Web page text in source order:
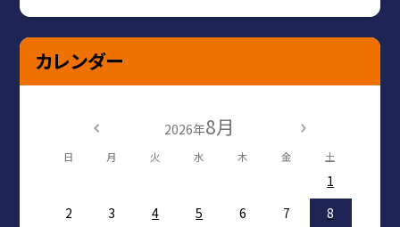
カレンダー
2026年8月
日 月 火 水 木 金 土
1
2
3 4 5 6 7
8